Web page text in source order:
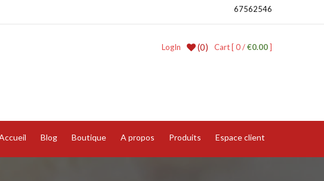
67562546
Cart [ 0 /€0.00]
(0)
LogIn
Blog Boutique A propos Produits Espace client